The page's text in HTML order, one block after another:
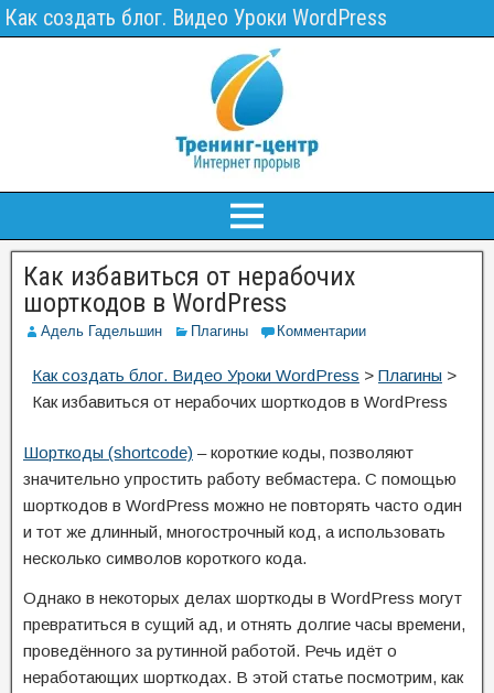
Как создать блог. Видео Уроки WordPress
Как избавиться от нерабочих
шорткодов в WordPress
Адель Гадельшин Плагины Комментарии
Как создать блог. Видео Уроки WordPress > Плагины >
Как избавиться от нерабочих шорткодов в WordPress
Шорткоды (shortcode) – короткие коды, позволяют
значительно упростить работу вебмастера. С помощью
шорткодов в WordPress можно не повторять часто один
и тот же длинный, многострочный код, а использовать
несколько символов короткого кода.
Однако в некоторых делах шорткоды в WordPress могут
превратиться в сущий ад, и отнять долгие часы времени,
проведённого за рутинной работой. Речь идёт о
неработающих шорткодах. В этой статье посмотрим, как